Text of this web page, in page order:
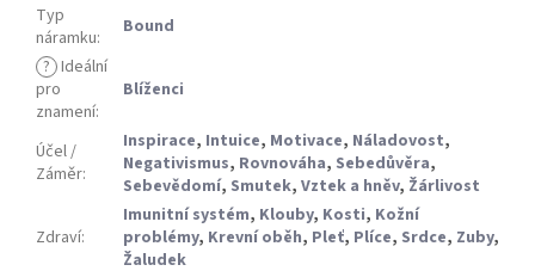
Typ
náramku:
Bound
? Ideální
pro
znamení:
Blíženci
Účel /
Záměr:
Inspirace, Intuice, Motivace, Náladovost,
Negativismus, Rovnováha, Sebedůvěra,
Sebevědomí, Smutek, Vztek a hněv, Žárlivost
Zdraví:
Imunitní systém, Klouby, Kosti, Kožní
problémy, Krevní oběh, Pleť, Plíce, Srdce, Zuby,
Žaludek